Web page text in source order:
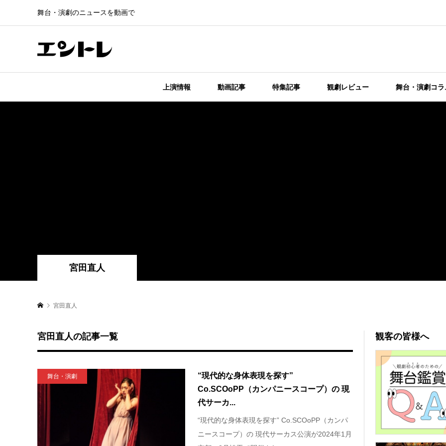
舞台・演劇のニュースを動画で
上演情報 動画記事 特集記事 観劇レビュー 舞台・演劇コラ
宮田直人
宮田直人
宮田直人の記事一覧
舞台・演劇
“現代的な身体表現を探す”
Co.SCOoPP（カンパニースコープ）の 現
代サーカ...
“現代的な身体表現を探す” Co.SCOoPP（カンパ
ニースコープ）の 現代サーカス公演が2024年1月
観客の皆様へ